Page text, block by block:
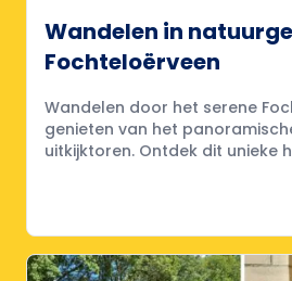
Wandelen in
Fochteloërveen
Wandelen door het serene
genieten van het
uitkijktoren. Ontdek dit unieke